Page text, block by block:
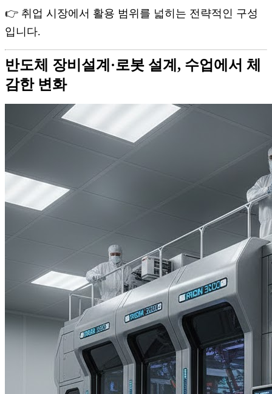
👉 취업 시장에서 활용 범위를 넓히는 전략적인 구성
입니다.
반도체 장비설계·로봇 설계, 수업에서 체
감한 변화